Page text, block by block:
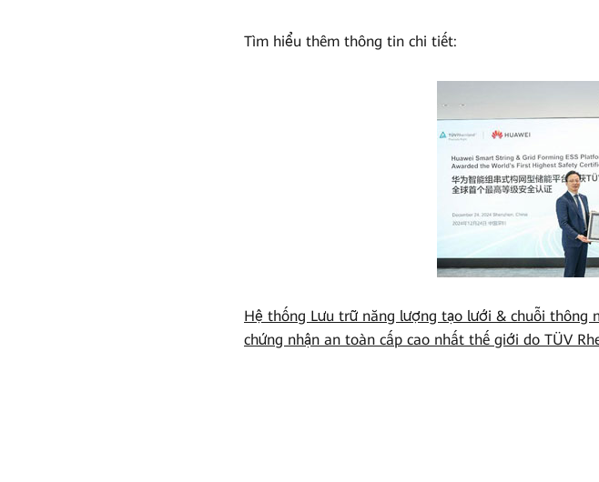
Tìm hiểu thêm thông tin chi tiết:
Hệ thống Lưu trữ năng lượng tạo lưới & chuỗi thông
chứng nhận an toàn cấp cao nhất thế giới do TÜV